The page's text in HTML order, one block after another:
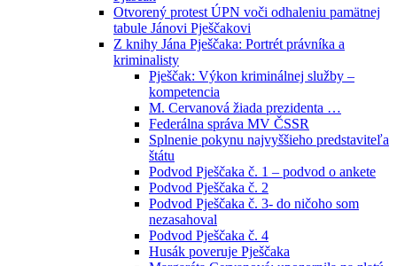
Otvorený protest ÚPN voči odhaleniu pamätnej
tabule Jánovi Pješčakovi
Z knihy Jána Pješčaka: Portrét právníka a
kriminalisty
Pješčak: Výkon kriminálnej služby –
kompetencia
M. Cervanová žiada prezidenta …
Federálna správa MV ČSSR
Splnenie pokynu najvyššieho predstaviteľa
štátu
Podvod Pješčaka č. 1 – podvod o ankete
Podvod Pješčaka č. 2
Podvod Pješčaka č. 3- do ničoho som
nezasahoval
Podvod Pješčaka č. 4
Husák poveruje Pješčaka